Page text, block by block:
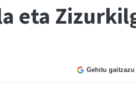
eta
Gehitu